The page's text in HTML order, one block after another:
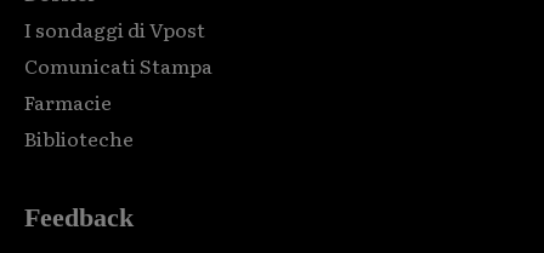
I sondaggi di Vpost
Comunicati Stampa
Farmacie
Biblioteche
Feedback